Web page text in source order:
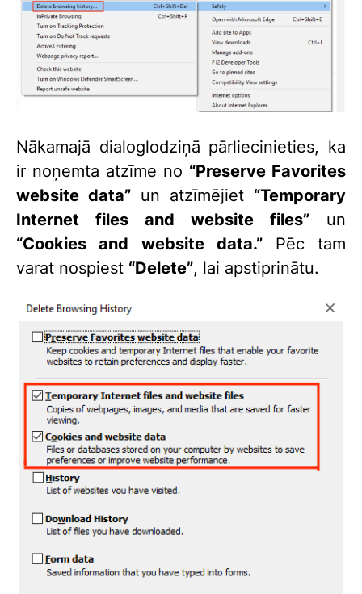
Nākamajā dialoglodziņā pārliecinieties, ka
ir noņemta atzīme no “Preserve Favorites
website data” un atzīmējiet “Temporary
Internet files and website files” un
“Cookies and website data.” Pēc tam
varat nospiest “Delete”, lai apstiprinātu.